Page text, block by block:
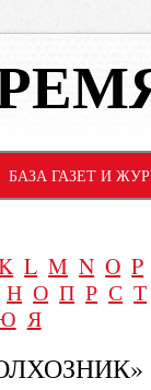
БАЗА ГАЗЕТ И
L M N O P
Н О П Р С Т
Я